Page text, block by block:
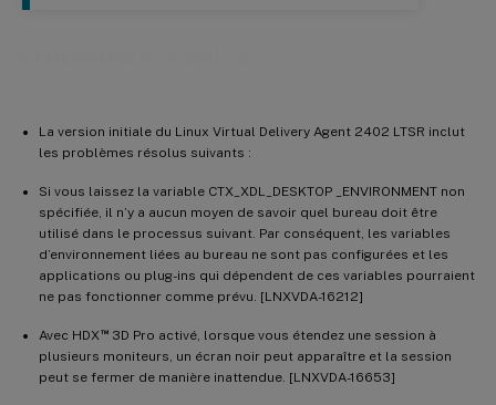
La version initiale du Linux Virtual Delivery Agent 2402 LTSR inclut
les problèmes résolus suivants :
Si vous laissez la variable CTX_XDL_DESKTOP _ENVIRONMENT non
spécifiée, il n’y a aucun moyen de savoir quel bureau doit être
utilisé dans le processus suivant. Par conséquent, les variables
d’environnement liées au bureau ne sont pas configurées et les
applications ou plug-ins qui dépendent de ces variables pourraient
ne pas fonctionner comme prévu. [LNXVDA-16212]
Avec HDX ™3D Pro activé, lorsque vous étendez une session à
plusieurs moniteurs, un écran noir peut apparaître et la session
peut se fermer de manière inattendue. [LNXVDA-16653]